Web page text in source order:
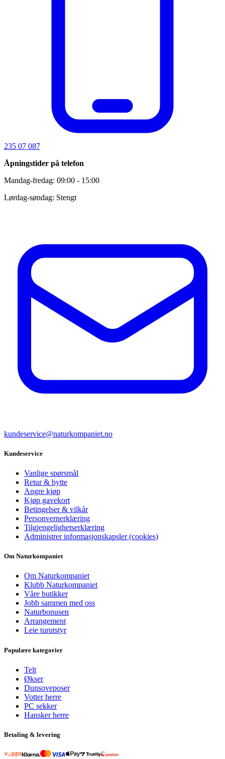
235 07 087
Åpningstider på telefon
Mandag-fredag: 09:00 - 15:00
Lørdag-søndag: Stengt
kundeservice@naturkompaniet.no
Kundeservice
Vanlige spørsmål
Retur & bytte
Angre kjøp
Kjøp gavekort
Betingelser & vilkår
Personvernerklæring
Tilgjengelighetserklæring
Administrer informasjonskapsler (cookies)
Om Naturkompaniet
Om Naturkompaniet
Klubb Naturkompaniet
Våre butikker
Jobb sammen med oss
Naturbonusen
Arrangement
Leie turutstyr
Populære kategorier
Telt
Økser
Dunsoveposer
Votter herre
PC sekker
Hansker herre
Betaling & levering